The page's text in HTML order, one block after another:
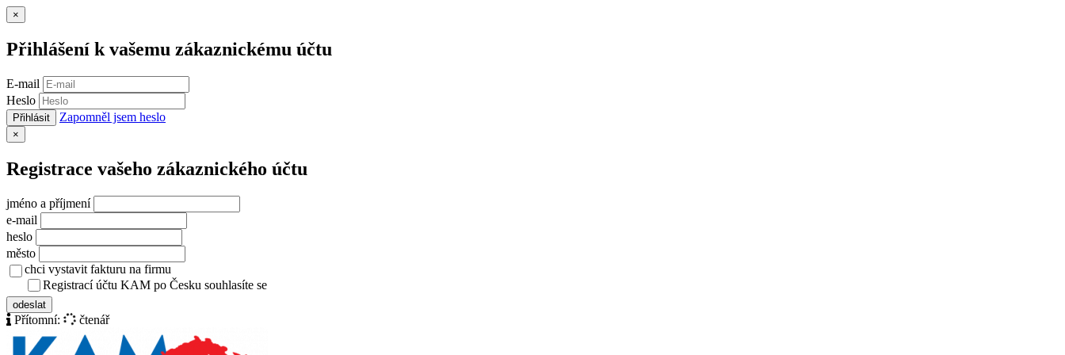
×
Přihlášení k vašemu zákaznickému účtu
E-mail
Heslo
Přihlásit Zapomněl jsem heslo
×
Registrace vašeho zákaznického účtu
jméno a příjmení
e-mail
heslo
město
chci vystavit fakturu na firmu
Registrací účtu KAM po Česku souhlasíte se
odeslat
Přítomní: čtenář